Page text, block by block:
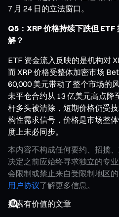
7 月 24 日的立法窗口。
Q5：XRP 价格持续下跌但
解？
ETF 资金流入反映的是机构对
而 XRP 价格受整体加密市场
60,000 美元带动了整个市场的
未平仓合约从 13 亿美元高点降
杆多头被清除，短期价格仍受
构性需求信号，价格是市场整
度上未必同步。
本内容不构成任何要约、招揽
决定之前应始终寻求独立的专
会限制或禁止来自受限制地区
用户协议了解更多信息。